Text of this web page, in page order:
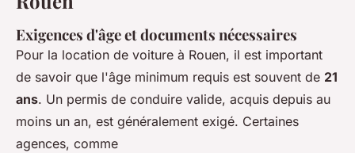
Exigences d'âge et documents nécessaires
Pour la location de voiture à Rouen, il est important
de savoir que l'âge minimum requis est souvent de 21
ans. Un permis de conduire valide, acquis depuis au
moins un an, est généralement exigé. Certaines
agences, comme